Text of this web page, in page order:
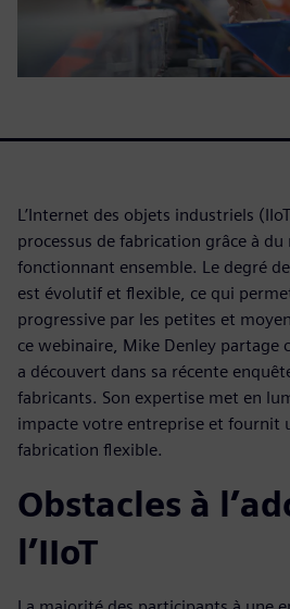
L’Internet des objets industriels
processus de fabrication grâce à
fonctionnant ensemble. Le degré
est évolutif et flexible, ce qui
progressive par les petites et
ce webinaire, Mike Denley partage
a découvert dans sa récente
fabricants. Son expertise met en
impacte votre entreprise et fournit
fabrication flexible.
Obstacles à
l’IIoT